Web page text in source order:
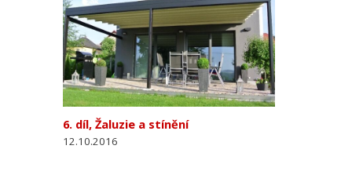
6. díl, Žaluzie a stínění
12.10.2016